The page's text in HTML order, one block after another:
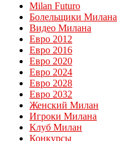
Milan Futuro
Болельщики Милана
Видео Милана
Евро 2012
Евро 2016
Евро 2020
Евро 2024
Евро 2028
Евро 2032
Женский Милан
Игроки Милана
Клуб Милан
Конкурсы